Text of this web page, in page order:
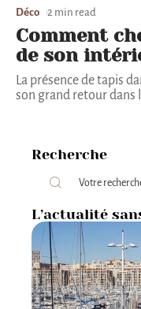
Déco 2 min read
Comment
de son
La présence de tapis
son grand retour dans
Recherche
L’actualité